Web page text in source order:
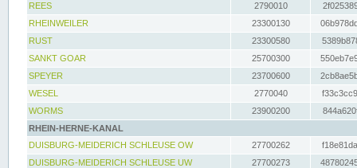
REES
2790010
RHEINWEILER
23300130
RUST
23300580
SANKT GOAR
25700300
SPEYER
23700600
WESEL
2770040
WORMS
23900200
RHEIN-HERNE-KANAL
DUISBURG-MEIDERICH SCHLEUSE OW
27700262
DUISBURG-MEIDERICH SCHLEUSE UW
27700273